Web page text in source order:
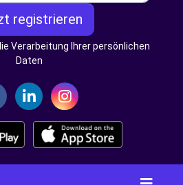
registrieren
Verarbeitung Ihrer persönlichen
Daten